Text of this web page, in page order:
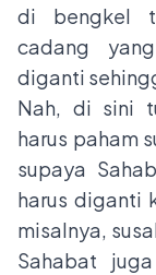
di bengkel
cadang
diganti
Nah, di sini
harus paham
supaya
harus diganti
misalnya,
Sahabat